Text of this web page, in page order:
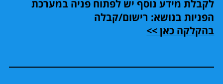
לקבלת מידע נוסף יש לפתוח פניה במערכת
הפניות בנושא: רישום/קבלה
בהקלקה כאן >>